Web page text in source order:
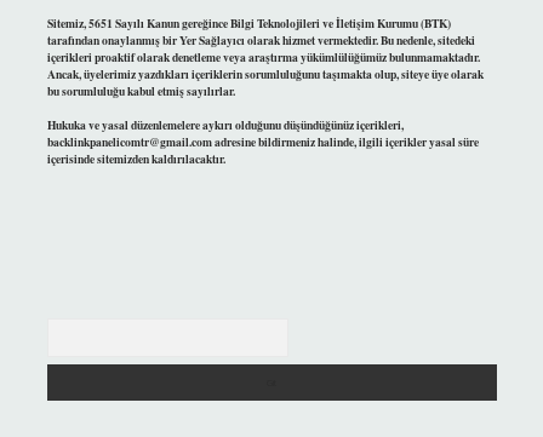
Sitemiz, 5651 Sayılı Kanun gereğince Bilgi Teknolojileri ve İletişim Kurumu (BTK)
tarafından onaylanmış bir Yer Sağlayıcı olarak hizmet vermektedir. Bu nedenle, sitedeki
içerikleri proaktif olarak denetleme veya araştırma yükümlülüğümüz bulunmamaktadır.
Ancak, üyelerimiz yazdıkları içeriklerin sorumluluğunu taşımakta olup, siteye üye olarak
bu sorumluluğu kabul etmiş sayılırlar.
Hukuka ve yasal düzenlemelere aykırı olduğunu düşündüğünüz içerikleri,
backlinkpanelicomtr@gmail.comadresine bildirmeniz halinde, ilgili içerikler yasal süre
içerisinde sitemizden kaldırılacaktır.